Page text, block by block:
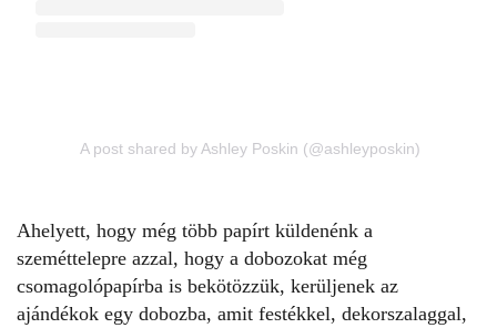
A post shared by Ashley Poskin (@ashleyposkin)
Ahelyett, hogy még több papírt küldenénk a
szeméttelepre azzal, hogy a dobozokat még
csomagolópapírba is bekötözzük, kerüljenek az
ajándékok egy dobozba, amit festékkel, dekorszalaggal,